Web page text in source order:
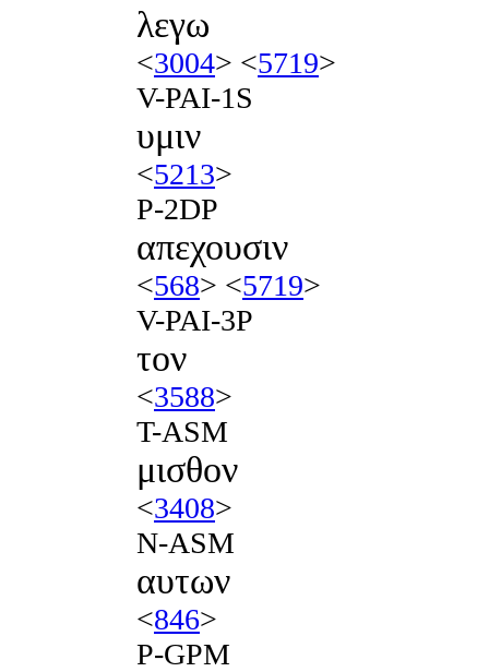
λεγω
<3004> <5719>
V-PAI-1S
υμιν
<5213>
P-2DP
απεχουσιν
<568> <5719>
V-PAI-3P
τον
<3588>
T-ASM
μισθον
<3408>
N-ASM
αυτων
<846>
P-GPM